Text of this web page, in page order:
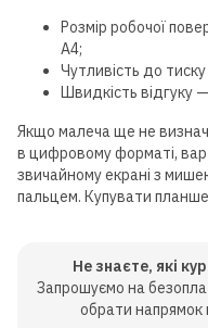
Розмір робочої
A4;
Чутливість до
Швидкість відгуку
Якщо малеча ще не
в цифровому форматі,
звичайному екрані з
пальцем. Купувати
Не знаєте, які
Запрошуємо на
обрати